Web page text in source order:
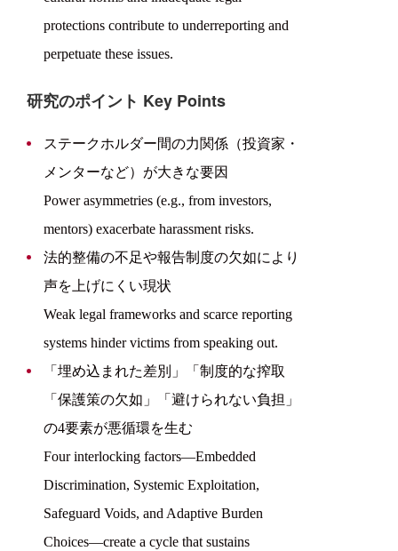
protections contribute to underreporting and
perpetuate these issues.
研究のポイント Key Points
ステークホルダー間の力関係（投資家・
メンターなど）が大きな要因
Power asymmetries (e.g., from investors,
mentors) exacerbate harassment risks.
法的整備の不足や報告制度の欠如により
声を上げにくい現状
Weak legal frameworks and scarce reporting
systems hinder victims from speaking out.
「埋め込まれた差別」「制度的な搾取
「保護策の欠如」「避けられない負担」
の4要素が悪循環を生む
Four interlocking factors—Embedded
Discrimination, Systemic Exploitation,
Safeguard Voids, and Adaptive Burden
Choices—create a cycle that sustains